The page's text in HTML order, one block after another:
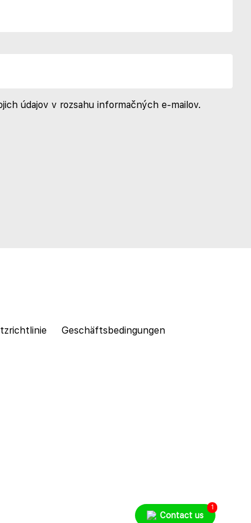
údajov v rozsahu informačných e-mailov.
Geschäftsbedingungen
Contact us
1